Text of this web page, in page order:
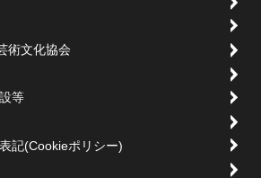
術文化協会
等
記(Cookieポリシー)